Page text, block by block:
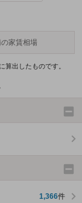
家賃相場
算出したものです。
1,366件